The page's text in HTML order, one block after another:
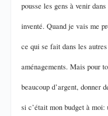
pousse les gens à venir
inventé. Quand je vais me
ce qui se fait dans les
aménagements. Mais pour
beaucoup d’argent, donner
si c’était mon budget à moi: